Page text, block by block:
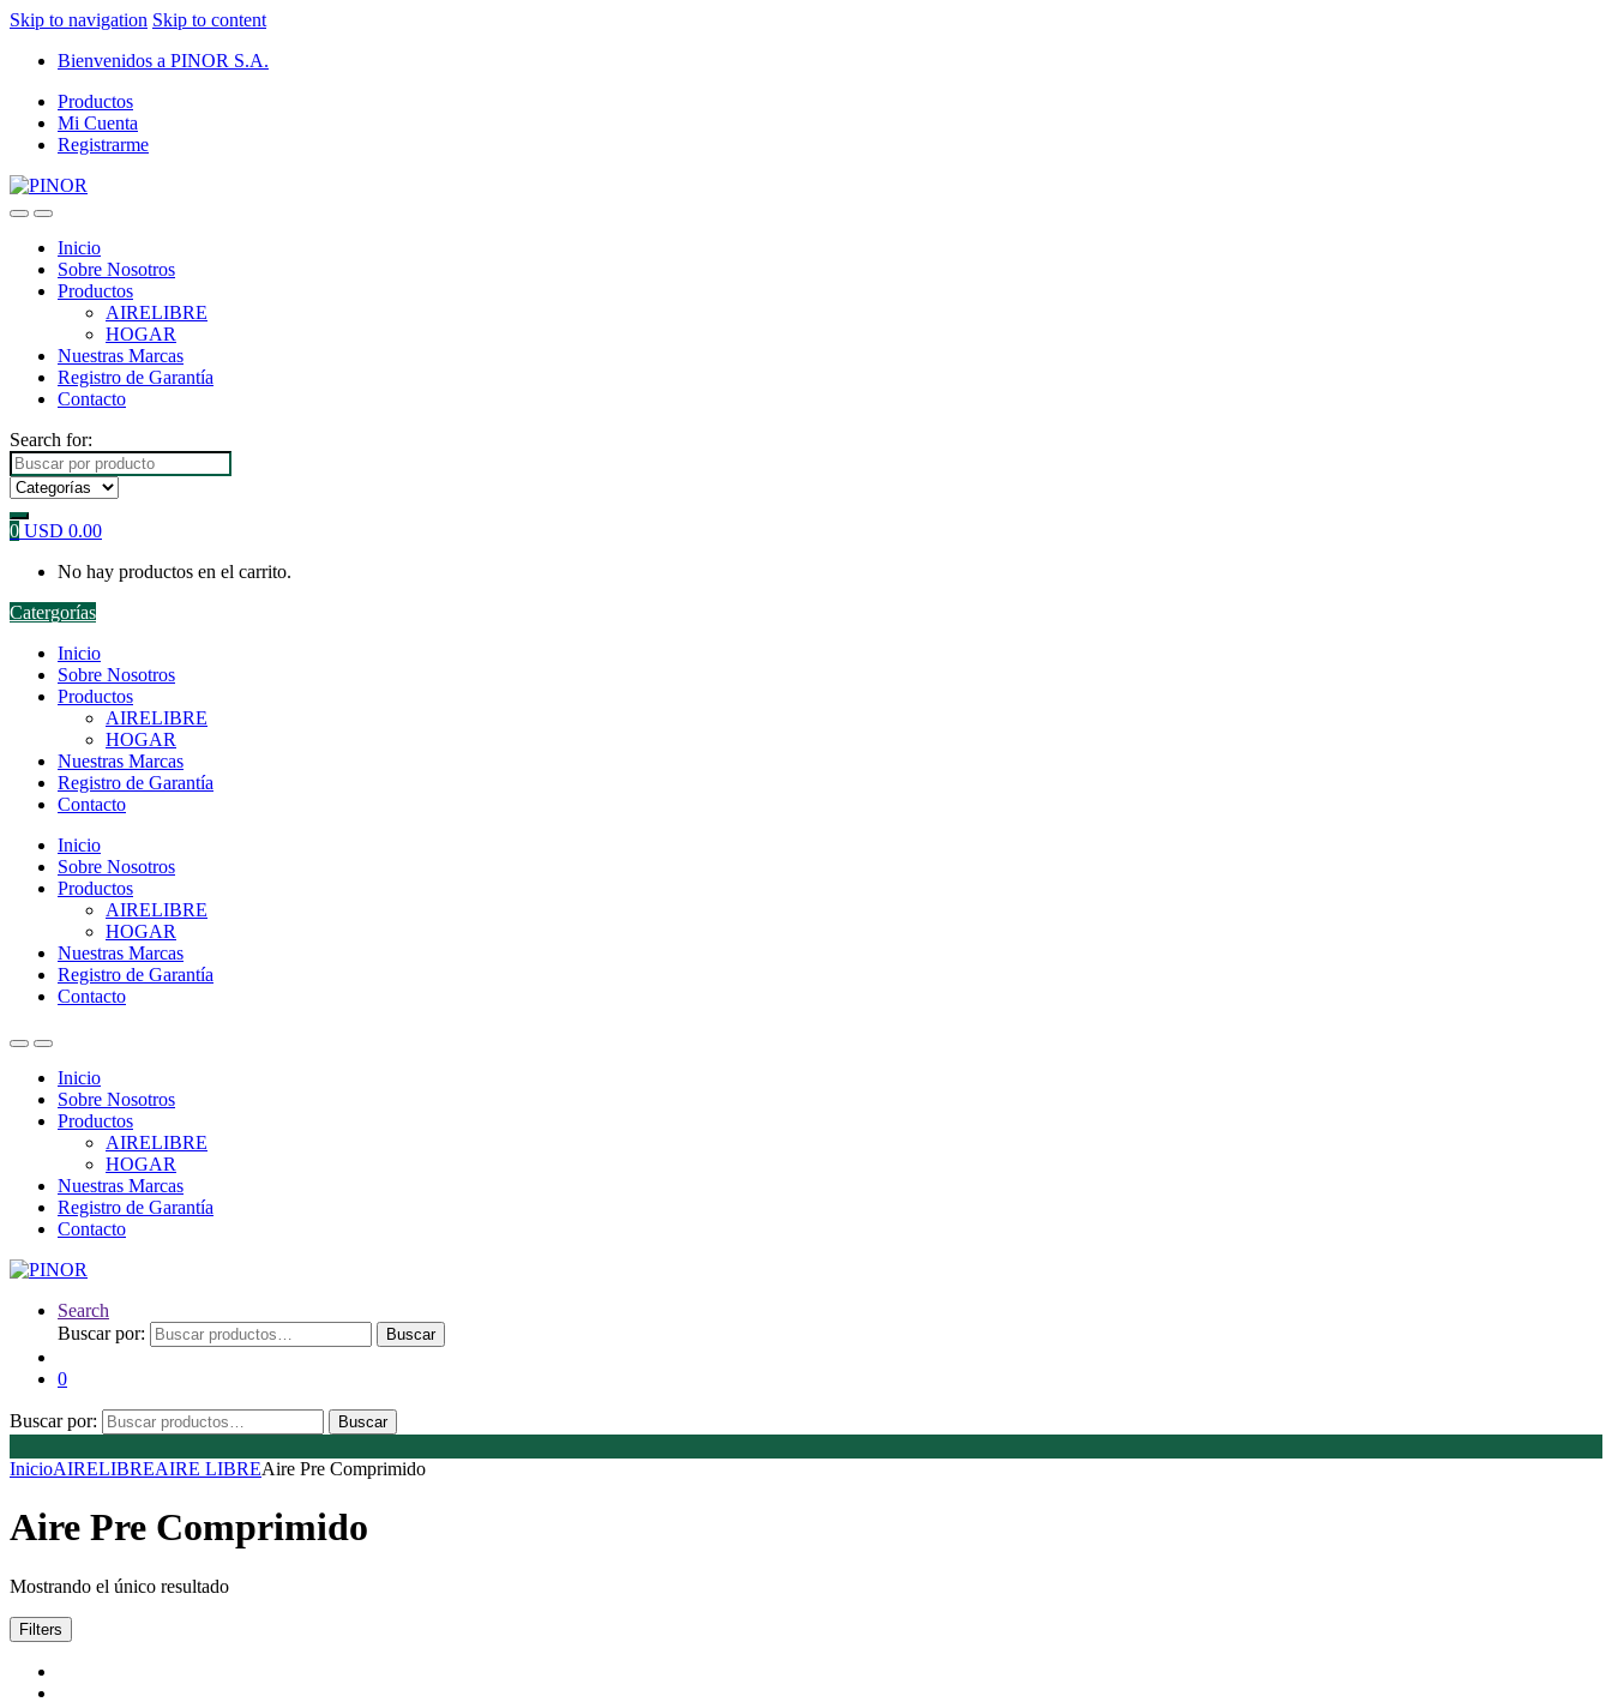
Skip to navigation Skip to content
Bienvenidos a PINOR S.A.
Productos
Mi Cuenta
Registrarme
Inicio
Sobre Nosotros
Productos
AIRELIBRE
HOGAR
Nuestras Marcas
Registro de Garantía
Contacto
Search for:
0 USD 0.00
No hay productos en el carrito.
Catergorías
Inicio
Sobre Nosotros
Productos
AIRELIBRE
HOGAR
Nuestras Marcas
Registro de Garantía
Contacto
Inicio
Sobre Nosotros
Productos
AIRELIBRE
HOGAR
Nuestras Marcas
Registro de Garantía
Contacto
Inicio
Sobre Nosotros
Productos
AIRELIBRE
HOGAR
Nuestras Marcas
Registro de Garantía
Contacto
Search
Buscar por:
Buscar
0
Buscar por: Buscar
InicioAIRELIBREAIRE LIBREAire Pre Comprimido
Aire Pre Comprimido
Mostrando el único resultado
Filters